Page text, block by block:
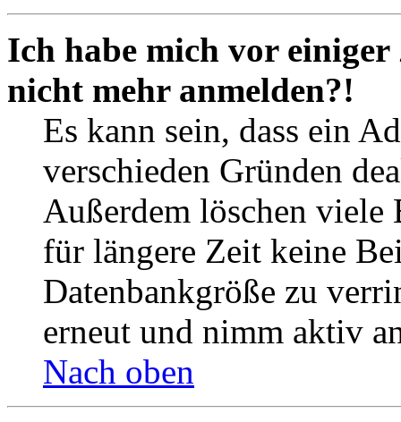
Ich habe mich vor
nicht mehr anmelden?!
Es kann sein, dass ein
verschieden Gründen
Außerdem löschen viele
für längere Zeit keine
Datenbankgröße zu
erneut und nimm aktiv
Nach oben